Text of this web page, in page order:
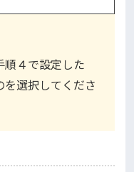
順４で設定した
を選択してくださ